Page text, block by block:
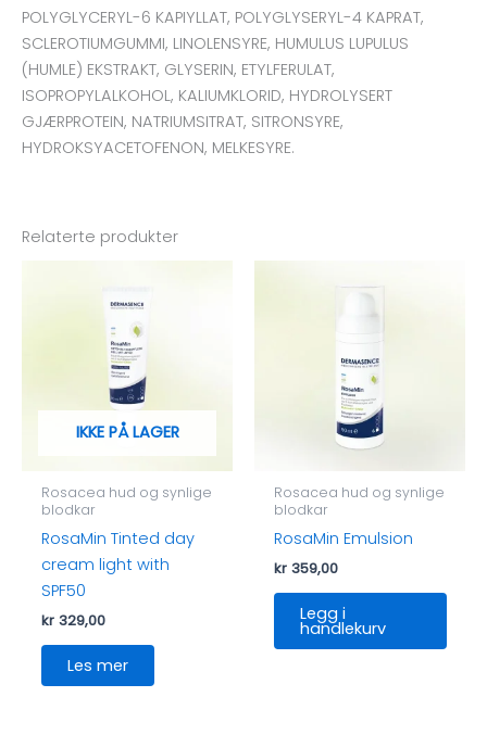
POLYGLYCERYL-6 KAPIYLLAT, POLYGLYSERYL-4 KAPRAT,
SCLEROTIUMGUMMI, LINOLENSYRE, HUMULUS LUPULUS
(HUMLE) EKSTRAKT, GLYSERIN, ETYLFERULAT,
ISOPROPYLALKOHOL, KALIUMKLORID, HYDROLYSERT
GJÆRPROTEIN, NATRIUMSITRAT, SITRONSYRE,
HYDROKSYACETOFENON, MELKESYRE.
Relaterte produkter
IKKE PÅ LAGER
Rosacea hud og synlige
blodkar
RosaMin Tinted day
cream light with
SPF50
kr329,00
Les mer
Rosacea hud og synlige
blodkar
RosaMin Emulsion
kr359,00
Legg i
handlekurv